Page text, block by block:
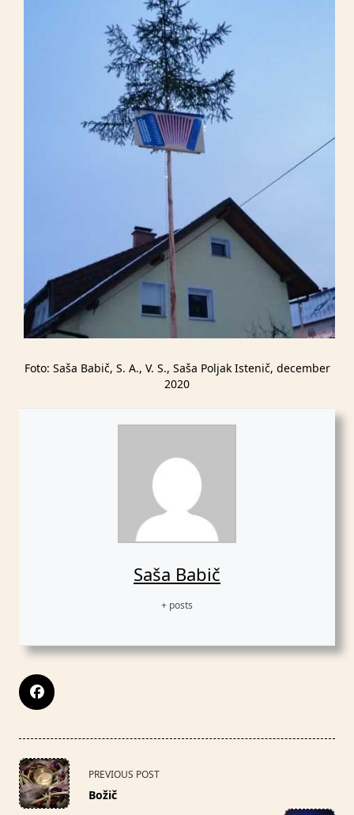
Foto: Saša Babič, S. A., V. S., Saša Poljak Istenič, december
2020
Saša Babič
+ posts
<span
class="nav-
subtitle
PREVIOUS POST
Božič